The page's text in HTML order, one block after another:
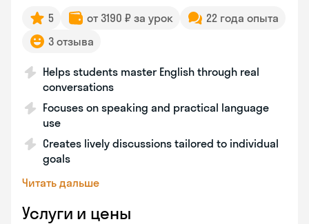
5 от 3190 ₽ за урок
22 года опыта
3 отзыва
Helps students master English through real
conversations
Focuses on speaking and practical language
use
Creates lively discussions tailored to individual
goals
Читать дальше
Услуги и цены